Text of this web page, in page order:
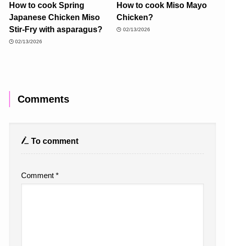
How to cook Spring
Japanese Chicken Miso
Stir-Fry with asparagus?
02/13/2026
How to cook Miso Mayo
Chicken?
02/13/2026
Comments
To comment
Comment*